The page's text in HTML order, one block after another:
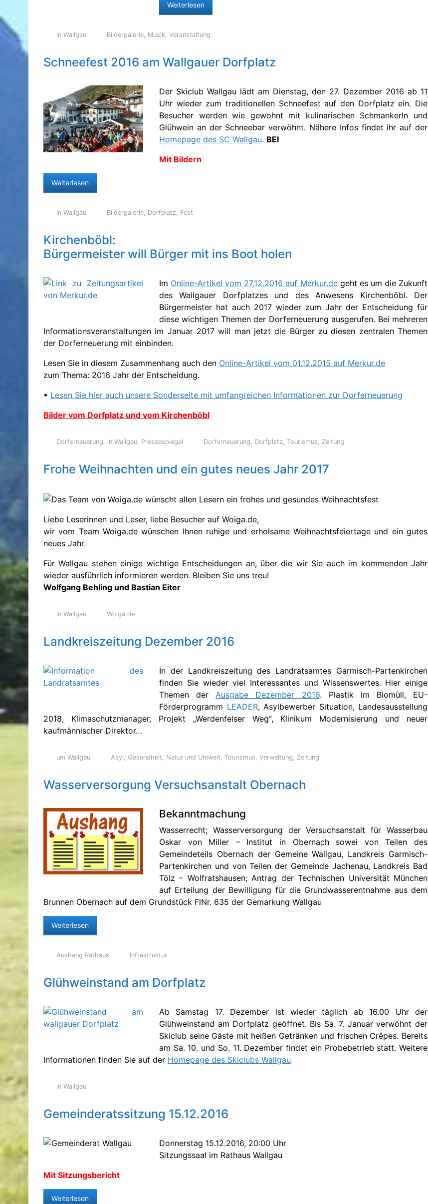
Weiterlesen
in Wallgau Bildergalerie, Musik,Veranstaltung
Schneefest 2016 am Wallgauer Dorfplatz
Der Skiclub Wallgau lädt am Dienstag, den 27. Dezember 2016 ab 11
Uhr wieder zum traditionellen Schneefest auf den Dorfplatz ein. Die
Besucher werden wie gewohnt mit kulinarischen Schmankerln und
Glühwein an der Schneebar verwöhnt. Nähere Infos findet ihr auf der
Homepage des SC Wallgau. BEI
Mit Bildern
Weiterlesen
in Wallgau Bildergalerie, Dorfplatz, Fest
Kirchenböbl:
Bürgermeister will Bürger mit ins Boot holen
Im Online-Artikel vom 27.12.2016 auf Merkur.degeht es um die Zukunft
des Wallgauer Dorfplatzes und des Anwesens Kirchenböbl. Der
Bürgermeister hat auch 2017 wieder zum Jahr der Entscheidung für
diese wichtigen Themen der Dorferneuerung ausgerufen. Bei mehreren
Informationsveranstaltungen im Januar 2017 will man jetzt die Bürger zu diesen zentralen Themen
der Dorferneuerung mit einbinden.
Lesen Sie in diesem Zusammenhang auch den Online-Artikel vom 01.12.2015 auf Merkur.de
zum Thema: 2016 Jahr der Entscheidung.
• Lesen Sie hier auch unsere Sonderseite mit umfangreichen Informationen zur Dorferneuerung
Bilder vom Dorfplatz und vom Kirchenböbl
Dorferneuerung, in Wallgau, Pressespiegel Dorferneuerung, Dorfplatz,Tourismus, Zeitung
Frohe Weihnachten und ein gutes neues Jahr 2017
Liebe Leserinnen und Leser, liebe Besucher auf Woiga.de,
wir vom Team Woiga.de wünschen Ihnen ruhige und erholsame Weihnachtsfeiertage und ein gutes
neues Jahr.
Für Wallgau stehen einige wichtige Entscheidungen an, über die wir Sie auch im kommenden Jahr
wieder ausführlich informieren werden. Bleiben Sie uns treu!
Wolfgang Behling und Bastian Eiter
in Wallgau Woiga.de
Landkreiszeitung Dezember 2016
In der Landkreiszeitung des Landratsamtes Garmisch-Partenkirchen
finden Sie wieder viel Interessantes und Wissenswertes. Hier einige
Themen der Ausgabe Dezember 2016. Plastik im Biomüll, EU-
Förderprogramm LEADER, Asylbewerber Situation, Landesausstellung
2018, Klimaschutzmanager, Projekt „Werdenfelser Weg“, Klinikum Modernisierung und neuer
kaufmännischer Direktor…
um Wallgau Asyl Gesundheit Natur und Umwelt ,Tourismus ,Verwaltung Zeitung
Wasserversorgung Versuchsanstalt Obernach
Bekanntmachung
Wasserrecht; Wasserversorgung der Versuchsanstalt für Wasserbau
Oskar von Miller – Institut in Obernach sowei von Teilen des
Gemeindeteils Obernach der Gemeine Wallgau, Landkreis Garmisch-
Partenkirchen und von Teilen der Gemeinde Jachenau, Landkreis Bad
Tölz – Wolfratshausen; Antrag der Technischen Universität München
auf Erteilung der Bewilligung für die Grundwasserentnahme aus dem
Brunnen Obernach auf dem Grundstück FlNr. 635 der Gemarkung Wallgau
Weiterlesen
Aushang Rathaus Infrastruktur
Glühweinstand am Dorfplatz
Ab Samstag 17. Dezember ist wieder täglich ab 16.00 Uhr der
Glühweinstand am Dorfplatz geöffnet. Bis Sa. 7. Januar verwöhnt der
Skiclub seine Gäste mit heißen Getränken und frischen Crêpes. Bereits
am Sa. 10. und So. 11. Dezember findet ein Probebetrieb statt. Weitere
Informationen finden Sie auf der Homepage des Skiclubs Wallgau.
in Wallgau
Gemeinderatssitzung 15.12.2016
Donnerstag 15.12.2016, 20:00 Uhr
Sitzungssaal im Rathaus Wallgau
Mit Sitzungsbericht
Weiterlesen